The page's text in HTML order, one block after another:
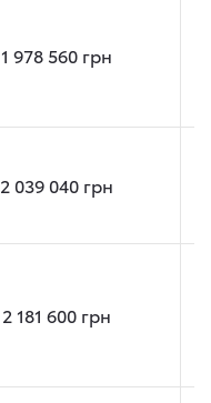
1 978 560грн
2 039 040грн
2 181 600грн